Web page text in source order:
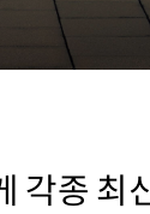
각종 최